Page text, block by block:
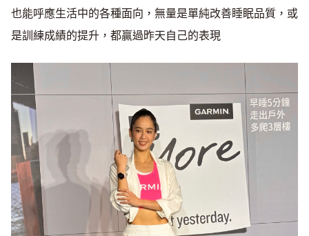
也能呼應生活中的各種面向，無量是單純改善睡眠品質，或
是訓練成績的提升，都贏過昨天自己的表現